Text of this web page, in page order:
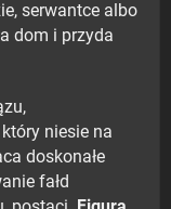
serwantce albo
dom i przyda
niesie na
doskonałe
fałd